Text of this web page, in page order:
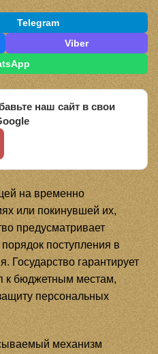
Telegram
Viber
наш сайт в свои
на временно
или покинувшей их,
предусматривает
поступления в
Государство гарантирует
к бюджетным местам,
персональных
механизм